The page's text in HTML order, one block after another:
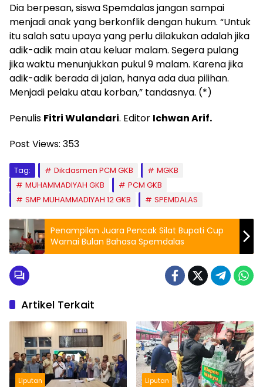
Dia berpesan, siswa Spemdalas jangan sampai
menjadi anak yang berkonflik dengan hukum. “Untuk
itu salah satu upaya yang perlu dilakukan adalah jika
adik-adik main atau keluar malam. Segera pulang
jika waktu menunjukkan pukul 9 malam. Karena jika
adik-adik berada di jalan, hanya ada dua pilihan.
Menjadi pelaku atau korban,” tandasnya. (*)
Penulis Fitri Wulandari. Editor Ichwan Arif.
Post Views: 353
Tag: Dikdasmen PCM GKB
MGKB
MUHAMMADIYAH GKB
PCM GKB
SMP MUHAMMADIYAH 12 GKB
SPEMDALAS
Penampilan Juara Pencak Silat Bupati Cup
Warnai Bulan Bahasa Spemdalas
Artikel Terkait
Liputan Liputan